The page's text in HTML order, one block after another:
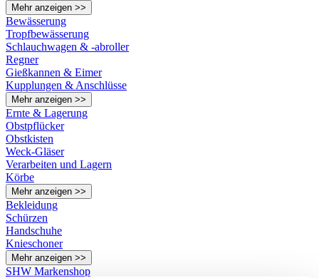
Mehr anzeigen >>
Bewässerung
Tropfbewässerung
Schlauchwagen & -abroller
Regner
Gießkannen & Eimer
Kupplungen & Anschlüsse
Mehr anzeigen >>
Ernte & Lagerung
Obstpflücker
Obstkisten
Weck-Gläser
Verarbeiten und Lagern
Körbe
Mehr anzeigen >>
Bekleidung
Schürzen
Handschuhe
Knieschoner
Mehr anzeigen >>
SHW Markenshop